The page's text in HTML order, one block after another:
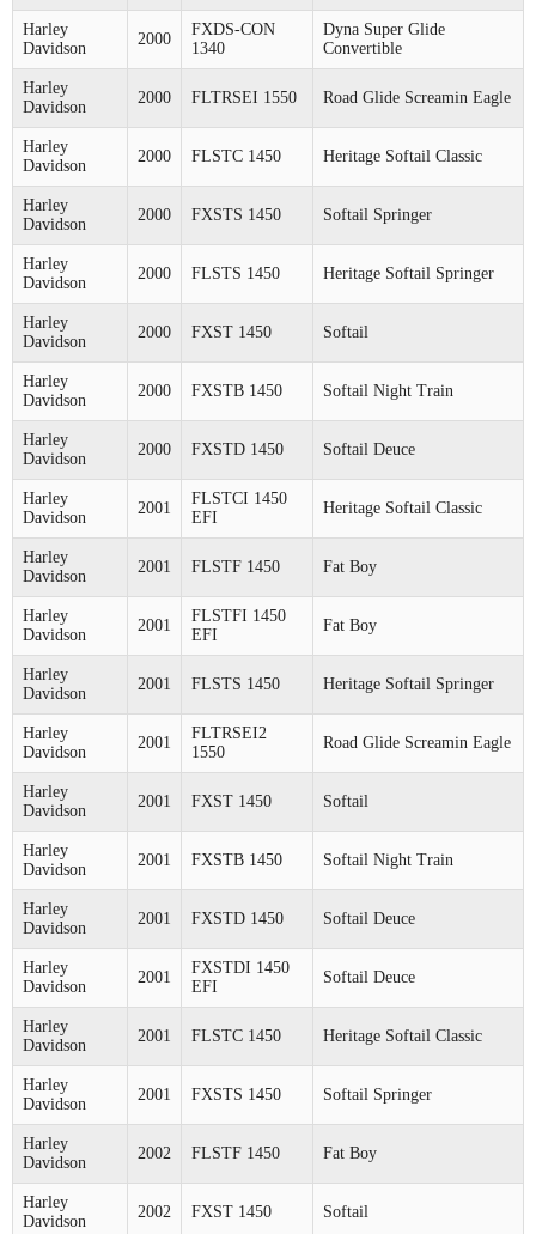
Harley
Davidson
2000
FXDS-CON
1340
Dyna Super Glide
Convertible
Harley
Davidson
2000 FLTRSEI 1550 Road Glide Screamin Eagle
Harley
Davidson
2000 FLSTC 1450 Heritage Softail Classic
Harley
Davidson
2000 FXSTS 1450 Softail Springer
Harley
Davidson
2000 FLSTS 1450 Heritage Softail Springer
Harley
Davidson
2000 FXST 1450 Softail
Harley
Davidson
2000 FXSTB 1450 Softail Night Train
Harley
Davidson
2000 FXSTD 1450 Softail Deuce
Harley
Davidson
2001
FLSTCI 1450
EFI
Heritage Softail Classic
Harley
Davidson
2001 FLSTF 1450 Fat Boy
Harley
Davidson
2001
FLSTFI 1450
EFI
Fat Boy
Harley
Davidson
2001 FLSTS 1450 Heritage Softail Springer
Harley
Davidson
2001
FLTRSEI2
1550
Road Glide Screamin Eagle
Harley
Davidson
2001 FXST 1450 Softail
Harley
Davidson
2001 FXSTB 1450 Softail Night Train
Harley
Davidson
2001 FXSTD 1450 Softail Deuce
Harley
Davidson
2001
FXSTDI 1450
EFI
Softail Deuce
Harley
Davidson
2001 FLSTC 1450 Heritage Softail Classic
Harley
Davidson
2001 FXSTS 1450 Softail Springer
Harley
Davidson
2002 FLSTF 1450 Fat Boy
Harley
Davidson
2002 FXST 1450 Softail